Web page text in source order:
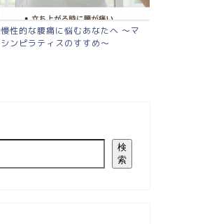
肩こり・腰痛・疲れやすさ…その不
調、実は“姿勢”が原因か...
検
索